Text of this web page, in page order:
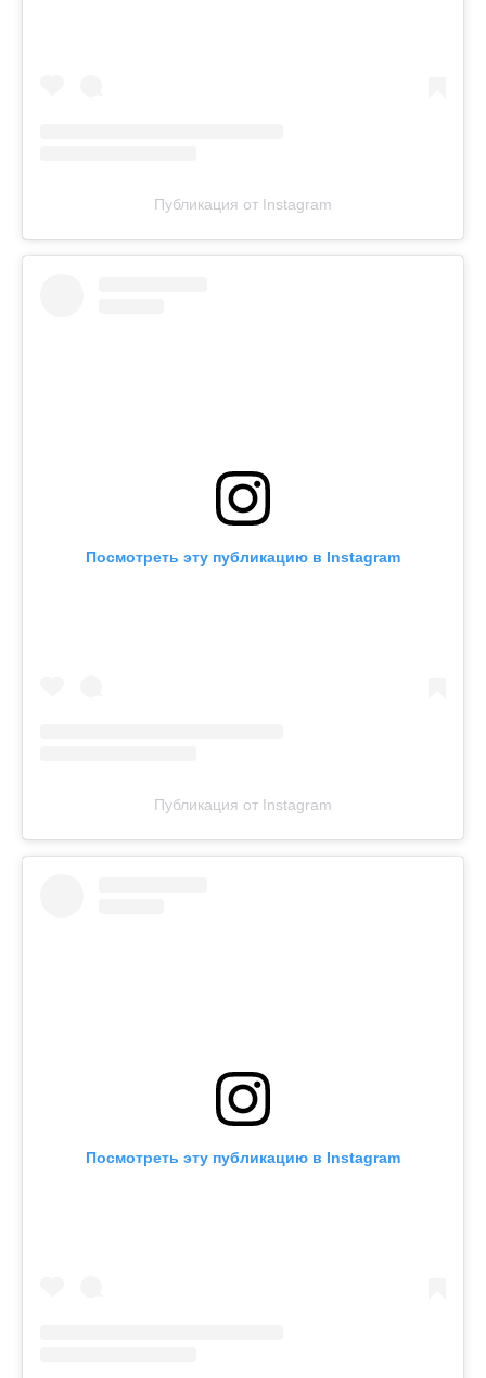
Публикация от Instagram
Посмотреть эту публикацию в Instagram
Публикация от Instagram
Посмотреть эту публикацию в Instagram